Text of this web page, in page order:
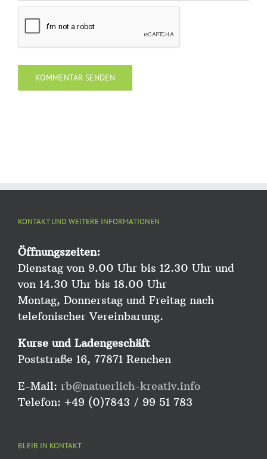
KONTAKT UND WEITERE INFORMATIONEN
Öffnungszeiten:
Dienstag von 9.00 Uhr bis 12.30 Uhr und
von 14.30 Uhr bis 18.00 Uhr
Montag, Donnerstag und Freitag nach
telefonischer Vereinbarung.
Kurse und Ladengeschäft
Poststraße 16, 77871 Renchen
E-Mail: rb@natuerlich-kreativ.info
Telefon: +49 (0)7843 / 99 51 783
BLEIB IN KONTAKT